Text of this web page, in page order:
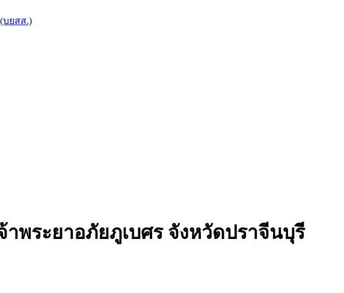
บยสส.)
พระยาอภัยภูเบศร จังหวัดปราจีนบุรี